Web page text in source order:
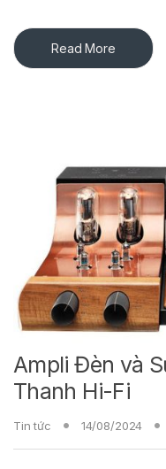
Read More
Ampli Đèn và
Thanh Hi-Fi
Tin tức 14/08/2024